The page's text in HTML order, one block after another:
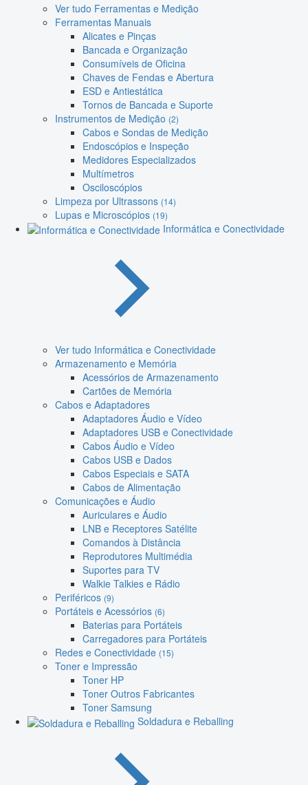
Ver tudo Ferramentas e Medição
Ferramentas Manuais
Alicates e Pinças
Bancada e Organização
Consumíveis de Oficina
Chaves de Fendas e Abertura
ESD e Antiestática
Tornos de Bancada e Suporte
Instrumentos de Medição (2)
Cabos e Sondas de Medição
Endoscópios e Inspeção
Medidores Especializados
Multímetros
Osciloscópios
Limpeza por Ultrassons (14)
Lupas e Microscópios (19)
Informática e Conectividade
Ver tudo Informática e Conectividade
Armazenamento e Memória
Acessórios de Armazenamento
Cartões de Memória
Cabos e Adaptadores
Adaptadores Áudio e Vídeo
Adaptadores USB e Conectividade
Cabos Áudio e Vídeo
Cabos USB e Dados
Cabos Especiais e SATA
Cabos de Alimentação
Comunicações e Áudio
Auriculares e Áudio
LNB e Receptores Satélite
Comandos à Distância
Reprodutores Multimédia
Suportes para TV
Walkie Talkies e Rádio
Periféricos (9)
Portáteis e Acessórios (6)
Baterias para Portáteis
Carregadores para Portáteis
Redes e Conectividade (15)
Toner e Impressão
Toner HP
Toner Outros Fabricantes
Toner Samsung
Soldadura e Reballing